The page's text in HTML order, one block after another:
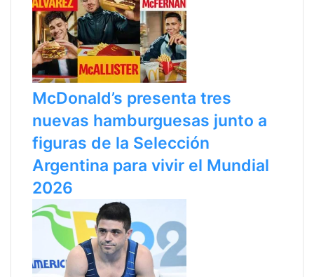
McDonald’s presenta tres
nuevas hamburguesas junto a
figuras de la Selección
Argentina para vivir el Mundial
2026